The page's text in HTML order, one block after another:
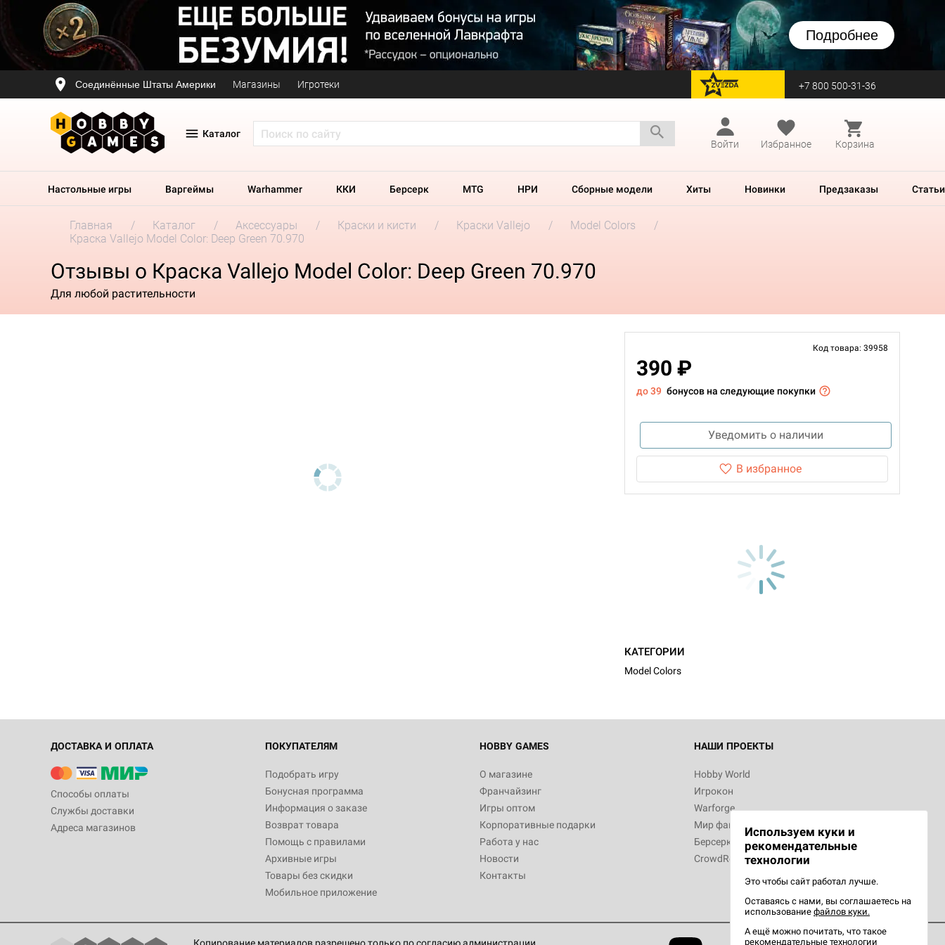
Подробнее
Соединённые Штаты Америки Магазины Игротеки перейти на Zvezda +7 800 500-31-36
Каталог
Войти
Избранное Корзина
Настольные игры Варгеймы Warhammer ККИ Берсерк MTG НРИ Сборные модели Хиты Новинки Предзаказы Статьи
Главная Каталог Аксессуары Краски и кисти Краски Vallejo
Model Colors
Краска Vallejo Model Color: Deep Green 70.970
Отзывы о Краска Vallejo Model Color: Deep Green 70.970
Для любой растительности
Код товара: 39958
390 ₽
до 39 бонусов на следующие покупки
Уведомить о наличии
В избранное
КАТЕГОРИИ
Model Colors
ДОСТАВКА И ОПЛАТА
Способы оплаты
Службы доставки
Адреса магазинов
ПОКУПАТЕЛЯМ
Подобрать игру
Бонусная программа
Информация о заказе
Возврат товара
Помощь с правилами
Архивные игры
Товары без скидки
Мобильное приложение
HOBBY GAMES
О магазине
Франчайзинг
Игры оптом
Корпоративные подарки
Работа у нас
Новости
Контакты
НАШИ ПРОЕКТЫ
Hobby World
Игрокон
Warforge
Мир фантастики
Берсерк
CrowdRepublic
Используем куки и
рекомендательные
технологии
Это чтобы сайт работал лучше.
Оставаясь с нами, вы соглашаетесь на
использование файлов куки.
А ещё можно почитать, что такое
рекомендательные технологии